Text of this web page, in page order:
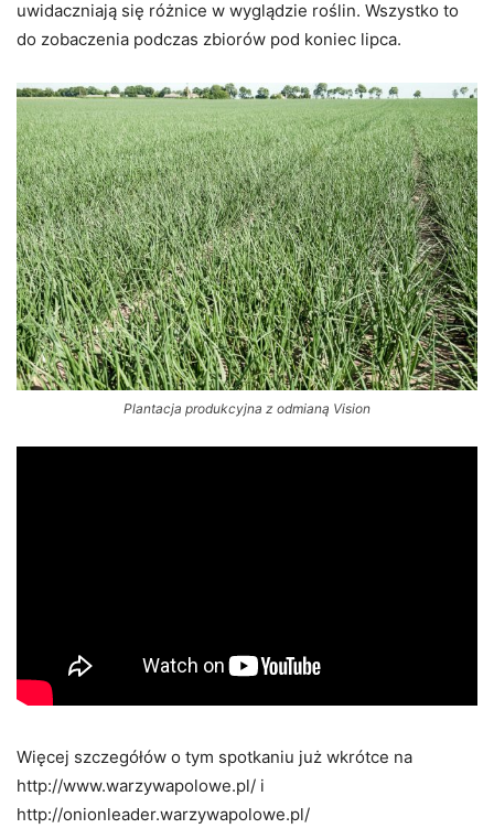
uwidaczniają się różnice w wyglądzie roślin. Wszystko to
do zobaczenia podczas zbiorów pod koniec lipca.
Plantacja produkcyjna z odmianą Vision
Więcej szczegółów o tym spotkaniu już wkrótce na
http://www.warzywapolowe.pl/ i
http://onionleader.warzywapolowe.pl/